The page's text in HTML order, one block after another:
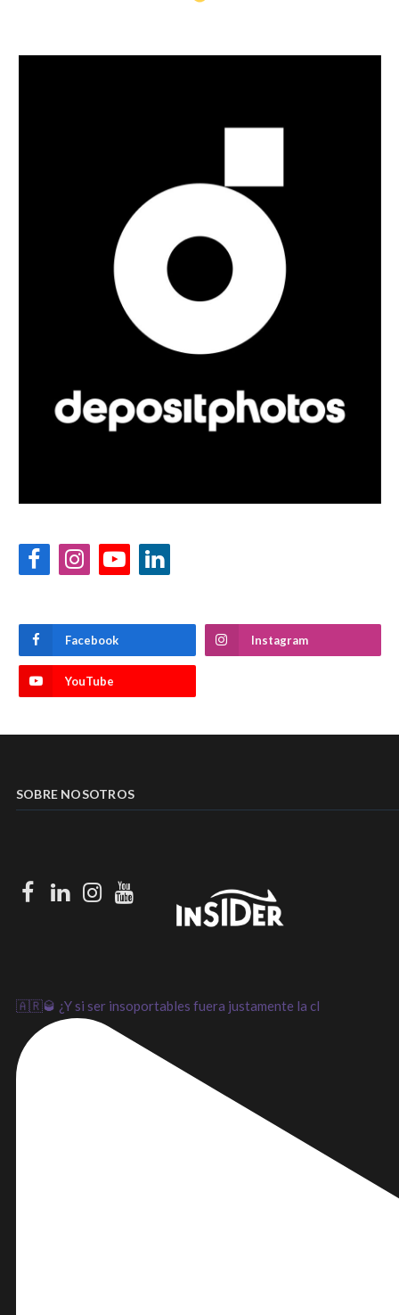
FacebookInstagramYouTubeLinkedIn
Facebook Instagram
YouTube
SOBRE NOSOTROS
Facebook
LinkedIn
Instagram
Youtube
🇦🇷🥃 ¿Y si ser insoportables fuera justamente la cl